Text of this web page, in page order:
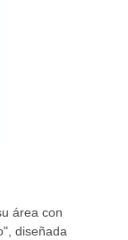
área con
diseñada